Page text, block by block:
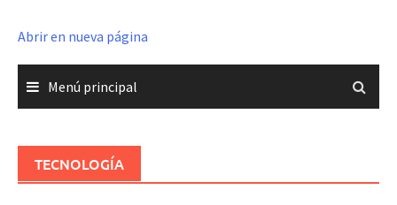
Abrir en nueva página
Menú principal
TECNOLOGÍA